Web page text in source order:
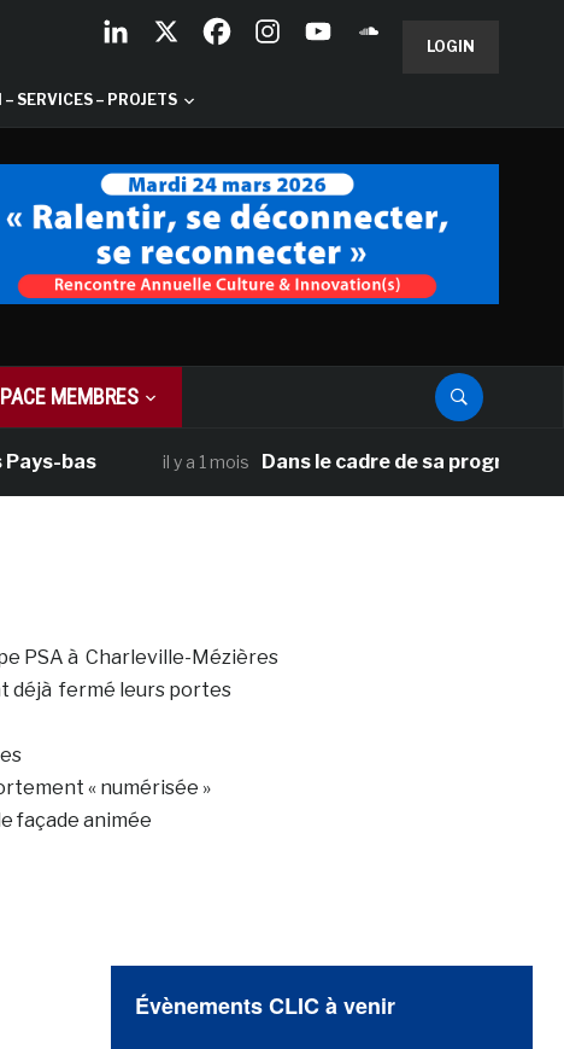
LOGIN
SERVICES – PROJETS
MEMBRES
bas il y a 1 mois Dans le cadre de sa programmation
PSA à Charleville-Mézières
déjà fermé leurs portes
« numérisée »
façade animée
Évènements CLIC à venir